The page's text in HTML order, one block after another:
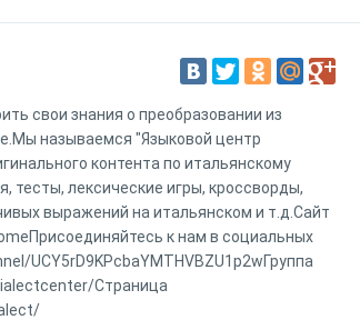
свои знания о преобразовании из
называемся "Языковой центр
контента по итальянскому
тесты, лексические игры, кроссворды,
выражений на итальянском и т.д.Сайт
к нам в социальных
UCY5rD9KPcbaYMTHVBZU1p2wГруппа
Страница